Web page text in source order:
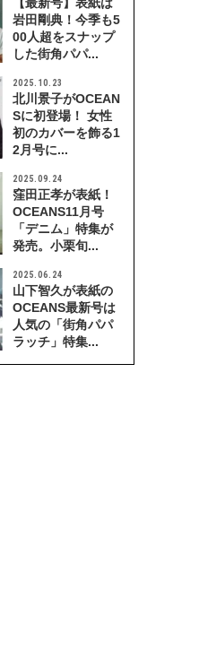
岩田剛典！今季も5
00人超をスナップ
した街角パパ...
2025.10.23
北川景子がOCEAN
Sに初登場！ 女性
初のカバーを飾る1
2月号に...
2025.09.24
窪田正孝が表紙！
OCEANS11月号
「デニム」特集が
発売。小栗旬...
2025.06.24
山下智久が表紙の
OCEANS最新号は
人気の「街角パパ
ラッチ」特集...